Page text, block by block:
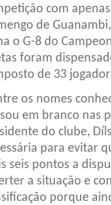
com
de
o G-8 do
foram
de 33
os nomes
em branco nas
do clube,
para evitar
seis pontos a
a situação e
porque